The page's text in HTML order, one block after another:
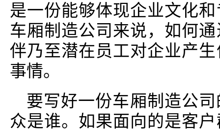
是一份能够体现企业文化
车厢制造公司来说，如何
伴乃至潜在员工对企业产
事情。
要写好一份车厢制造公
众是谁。如果面向的是客